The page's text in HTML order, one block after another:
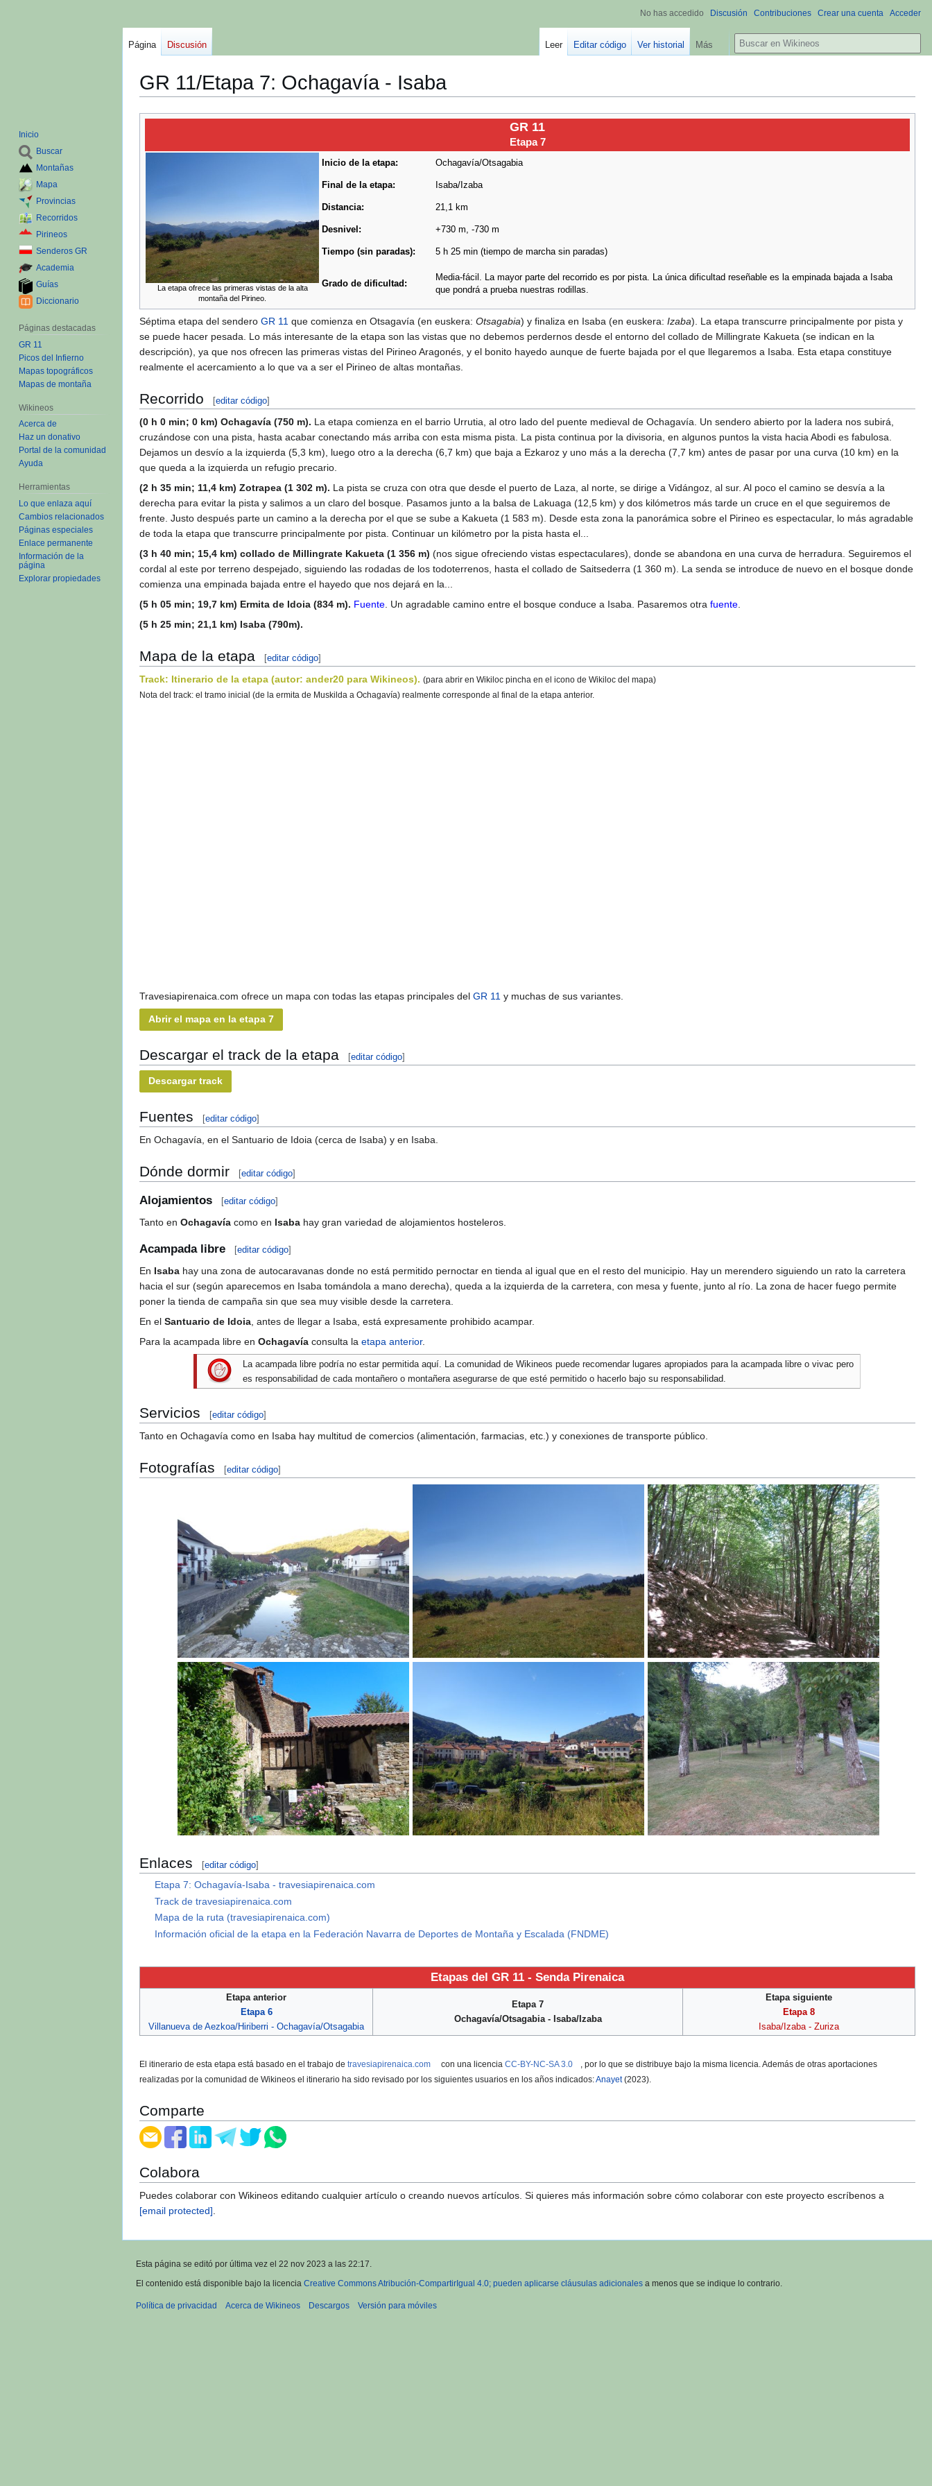
GR 11/Etapa 7: Ochagavía - Isaba
Ir
Ir
GR 11
Etapa 7
La etapa ofrece las primeras vistas de la alta
montaña del Pirineo.
Inicio de la etapa: Ochagavía/Otsagabia
Final de la etapa: Isaba/Izaba
Distancia: 21,1 km
Desnivel: +730 m, -730 m
Tiempo (sin paradas): 5 h 25 min (tiempo de marcha sin paradas)
Grado de dificultad:
Media-fácil. La mayor parte del recorrido es por pista. La única dificultad reseñable es la empinada bajada a Isaba
que pondrá a prueba nuestras rodillas.
Séptima etapa del sendero GR 11 que comienza en Otsagavía (en euskera: Otsagabia) y finaliza en Isaba (en euskera: Izaba). La etapa transcurre principalmente por pista y
se puede hacer pesada. Lo más interesante de la etapa son las vistas que no debemos perdernos desde el entorno del collado de Millingrate Kakueta (se indican en la
descripción), ya que nos ofrecen las primeras vistas del Pirineo Aragonés, y el bonito hayedo aunque de fuerte bajada por el que llegaremos a Isaba. Esta etapa constituye
realmente el acercamiento a lo que va a ser el Pirineo de altas montañas.
Recorrido [ editar |editar código
(0 h 0 min; 0 km) Ochagavía (750 m). La etapa comienza en el barrio Urrutia, al otro lado del puente medieval de Ochagavía. Un sendero abierto por la ladera nos subirá,
cruzándose con una pista, hasta acabar conectando más arriba con esta misma pista. La pista continua por la divisoria, en algunos puntos la vista hacia Abodi es fabulosa.
Dejamos un desvío a la izquierda (5,3 km), luego otro a la derecha (6,7 km) que baja a Ezkaroz y uno más a la derecha (7,7 km) antes de pasar por una curva (10 km) en la
que queda a la izquierda un refugio precario.
(2 h 35 min; 11,4 km) Zotrapea (1 302 m). La pista se cruza con otra que desde el puerto de Laza, al norte, se dirige a Vidángoz, al sur. Al poco el camino se desvía a la
derecha para evitar la pista y salimos a un claro del bosque. Pasamos junto a la balsa de Lakuaga (12,5 km) y dos kilómetros más tarde un cruce en el que seguiremos de
frente. Justo después parte un camino a la derecha por el que se sube a Kakueta (1 583 m). Desde esta zona la panorámica sobre el Pirineo es espectacular, lo más agradable
de toda la etapa que transcurre principalmente por pista. Continuar un kilómetro por la pista hasta el...
(3 h 40 min; 15,4 km) collado de Millingrate Kakueta (1 356 m) (nos sigue ofreciendo vistas espectaculares), donde se abandona en una curva de herradura. Seguiremos el
cordal al este por terreno despejado, siguiendo las rodadas de los todoterrenos, hasta el collado de Saitsederra (1 360 m). La senda se introduce de nuevo en el bosque donde
comienza una empinada bajada entre el hayedo que nos dejará en la...
(5 h 05 min; 19,7 km) Ermita de Idoia (834 m). Fuente . Un agradable camino entre el bosque conduce a Isaba. Pasaremos otra fuente
(5 h 25 min; 21,1 km) Isaba (790m).
Mapa de la etapa [ editar |editar código
Track: Itinerario de la etapa (autor: ander20 para Wikineos). (para abrir en Wikiloc pincha en el icono de Wikiloc del mapa)
Nota del track: el tramo inicial (de la ermita de Muskilda a Ochagavía) realmente corresponde al final de la etapa anterior.
Travesiapirenaica.com ofrece un mapa con todas las etapas principales del GR 11 y muchas de sus variantes.
Abrir el mapa en la etapa 7
Descargar el track de la etapa [ editar |editar código
Descargar track
Fuentes [ editar |editar código
En Ochagavía, en el Santuario de Idoia (cerca de Isaba) y en Isaba.
Dónde dormir [ editar |editar código
Alojamientos [ editar |editar código
Tanto en Ochagavía como en Isaba hay gran variedad de alojamientos hosteleros.
Acampada libre [ editar |editar código
En Isaba hay una zona de autocaravanas donde no está permitido pernoctar en tienda al igual que en el resto del municipio. Hay un merendero siguiendo un rato la carretera
hacia el sur (según aparecemos en Isaba tomándola a mano derecha), queda a la izquierda de la carretera, con mesa y fuente, junto al río. La zona de hacer fuego permite
poner la tienda de campaña sin que sea muy visible desde la carretera.
En el Santuario de Idoia , antes de llegar a Isaba, está expresamente prohibido acampar.
Para la acampada libre en Ochagavía consulta la etapa anterior.
La acampada libre podría no estar permitida aquí. La comunidad de Wikineos puede recomendar lugares apropiados para la acampada libre o vivac pero
es responsabilidad de cada montañero o montañera asegurarse de que esté permitido o hacerlo bajo su responsabilidad.
Servicios [ editar |editar código
Tanto en Ochagavía como en Isaba hay multitud de comercios (alimentación, farmacias, etc.) y conexiones de transporte público.
Fotografías [ editar |editar código
Ochagavía, inicio de la etapa. Bosque por el que el camino desciende a Isaba.
Enlaces [ editar |editar código
Etapa 7: Ochagavía-Isaba - travesiapirenaica.com
Track de travesiapirenaica.com
Mapa de la ruta (travesiapirenaica.com)
Información oficial de la etapa en la Federación Navarra de Deportes de Montaña y Escalada (FNDME)
Etapas del GR 11 - Senda Pirenaica
Etapa anterior
Etapa 6
Villanueva de Aezkoa/Hiriberri - Ochagavía/Otsagabia
Etapa 7
Ochagavía/Otsagabia - Isaba/Izaba
Etapa siguiente
Etapa 8
Isaba/Izaba - Zuriza
El itinerario de esta etapa está basado en el trabajo de travesiapirenaica.com con una licencia CC-BY-NC-SA 3.0
, por lo que se distribuye bajo la misma licencia. Además de otras aportaciones
realizadas por la comunidad de Wikineos el itinerario ha sido revisado por los siguientes usuarios en los años indicados: Anayet(2023).
Comparte
Colabora
Puedes colaborar con Wikineos editando cualquier artículo o creando nuevos artículos. Si quieres más información sobre cómo colaborar con este proyecto escríbenos a
info@wikineos.com
No has accedido Discusión Contribuciones Crear una cuenta Acceder
Página Discusión Editar Editar código Ver historial Más
B
u
a
r
Inicio
Buscar
Montañas
Mapa
Provincias
Recorridos
Pirineos
Senderos GR
Academia
Guías
Diccionario
Páginas destacadas
GR 11
Picos del Infierno
Mapas topográficos
Mapas de montaña
Wikineos
Acerca de
Haz un donativo
Portal de la comunidad
Ayuda
Herramientas
Lo que enlaza aquí
Cambios relacionados
Páginas especiales
Versión para imprimir
Enlace permanente
Información de la
página
Esta página se editó por última vez el 22 nov 2023 a las 22:17.
El contenido está disponible bajo la licencia Creative Commons Atribución-CompartirIgual 4.0; pueden aplicarse cláusulas adicionales a menos que se indique lo contrario.
Política de privacidad Acerca de Wikineos Descargos Versión para móviles